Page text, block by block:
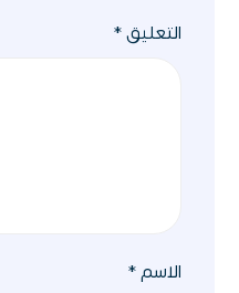
التعليق*
الاسم*